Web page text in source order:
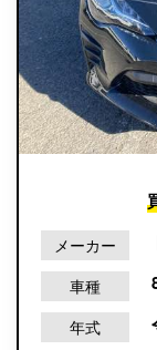
メーカー
車種
年式